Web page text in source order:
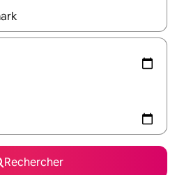
utilisez les flèches vers le
Rechercher